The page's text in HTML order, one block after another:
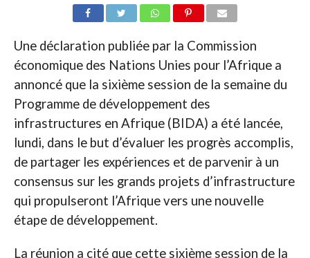
Une déclaration publiée par la Commission
économique des Nations Unies pour l’Afrique a
annoncé que la sixième session de la semaine du
Programme de développement des
infrastructures en Afrique (BIDA) a été lancée,
lundi, dans le but d’évaluer les progrès accomplis,
de partager les expériences et de parvenir à un
consensus sur les grands projets d’infrastructure
qui propulseront l’Afrique vers une nouvelle
étape de développement.
La réunion a cité que cette sixième session de la